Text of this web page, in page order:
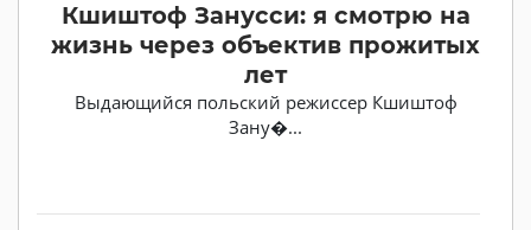
Кшиштоф Занусси: я смотрю на
жизнь через объектив прожитых
лет
Выдающийся польский режиссер Кшиштоф
Зану�...